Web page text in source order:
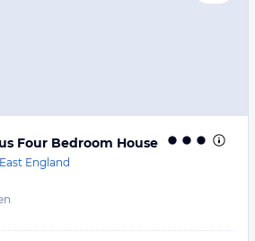
Four Bedroom House
England